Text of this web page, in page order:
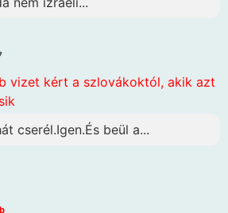
vizet kért a szlovákoktól, akik azt
cserél.Igen.És beül a...